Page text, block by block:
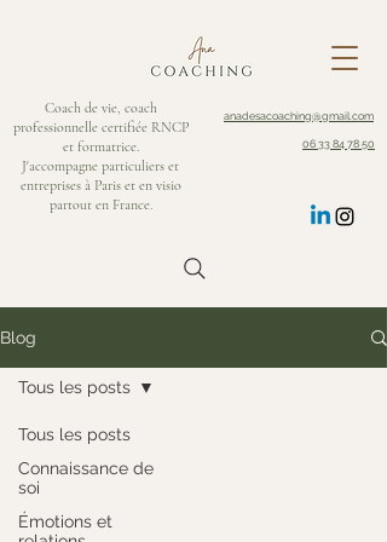
Coach de vie, coach
professionnelle certifiée RNCP
et formatrice.
J'accompagne particuliers et
entreprises à Paris et en visio
partout en France.
anadesacoaching@gmail.com
06 33 84 78 50
Blog
Tous les posts
Connaissance de
soi
Émotions et
Tous les posts